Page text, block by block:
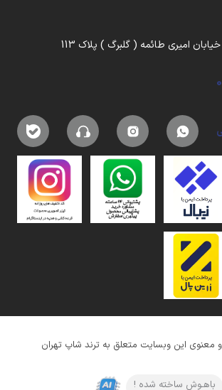
امیری طائمه ( گلبرگ ) پلاک 113
معنوی این وبسایت متعلق به ترند شاپ تهران
باهـوش ساخته شده !